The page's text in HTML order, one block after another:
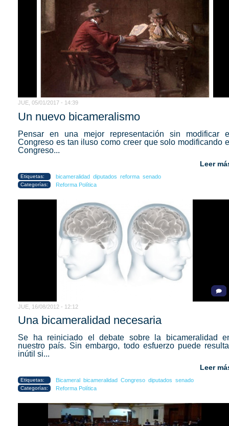
JUE, 05/01/2017 - 14:39
Un nuevo bicameralismo
Pensar en una mejor representación sin modificar
Congreso es tan iluso como creer que solo modificando
Congreso...
Leer
Etiquetas: bicameralidad diputados reforma senado
Categorías: Reforma Política
JUE, 16/08/2012 - 12:12
Una bicameralidad necesaria
Se ha reiniciado el debate sobre la bicameralidad
nuestro país. Sin embargo, todo esfuerzo puede
inútil si...
Leer
Etiquetas: Bicameral bicameralidad Congreso diputados senado
Categorías: Reforma Política